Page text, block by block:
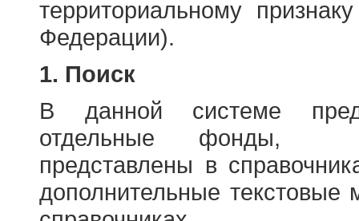
территориальному
Федерации).
1. Поиск
В данной системе
отдельные фонды,
представлены в
дополнительные